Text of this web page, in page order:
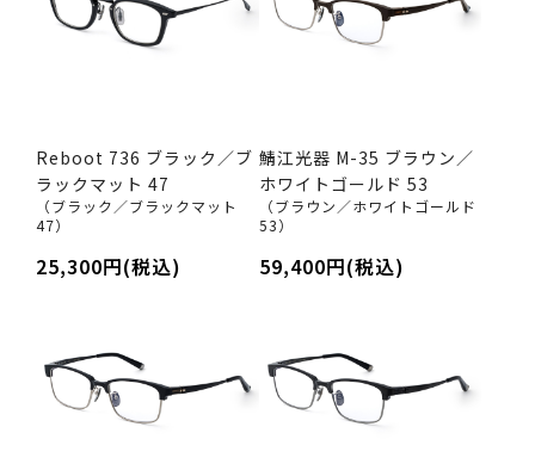
Reboot 736 ブラック／ブ
ラックマット 47
（ブラック／ブラックマット
47）
25,300円(税込)
鯖江光器 M-35 ブラウン／
ホワイトゴールド 53
（ブラウン／ホワイトゴールド
53）
59,400円(税込)